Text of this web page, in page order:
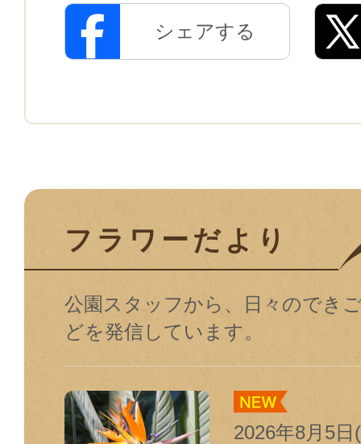
シェアする
フラワーだより
公園スタッフから、日々のでき
どを発信しています。
2026年8月5